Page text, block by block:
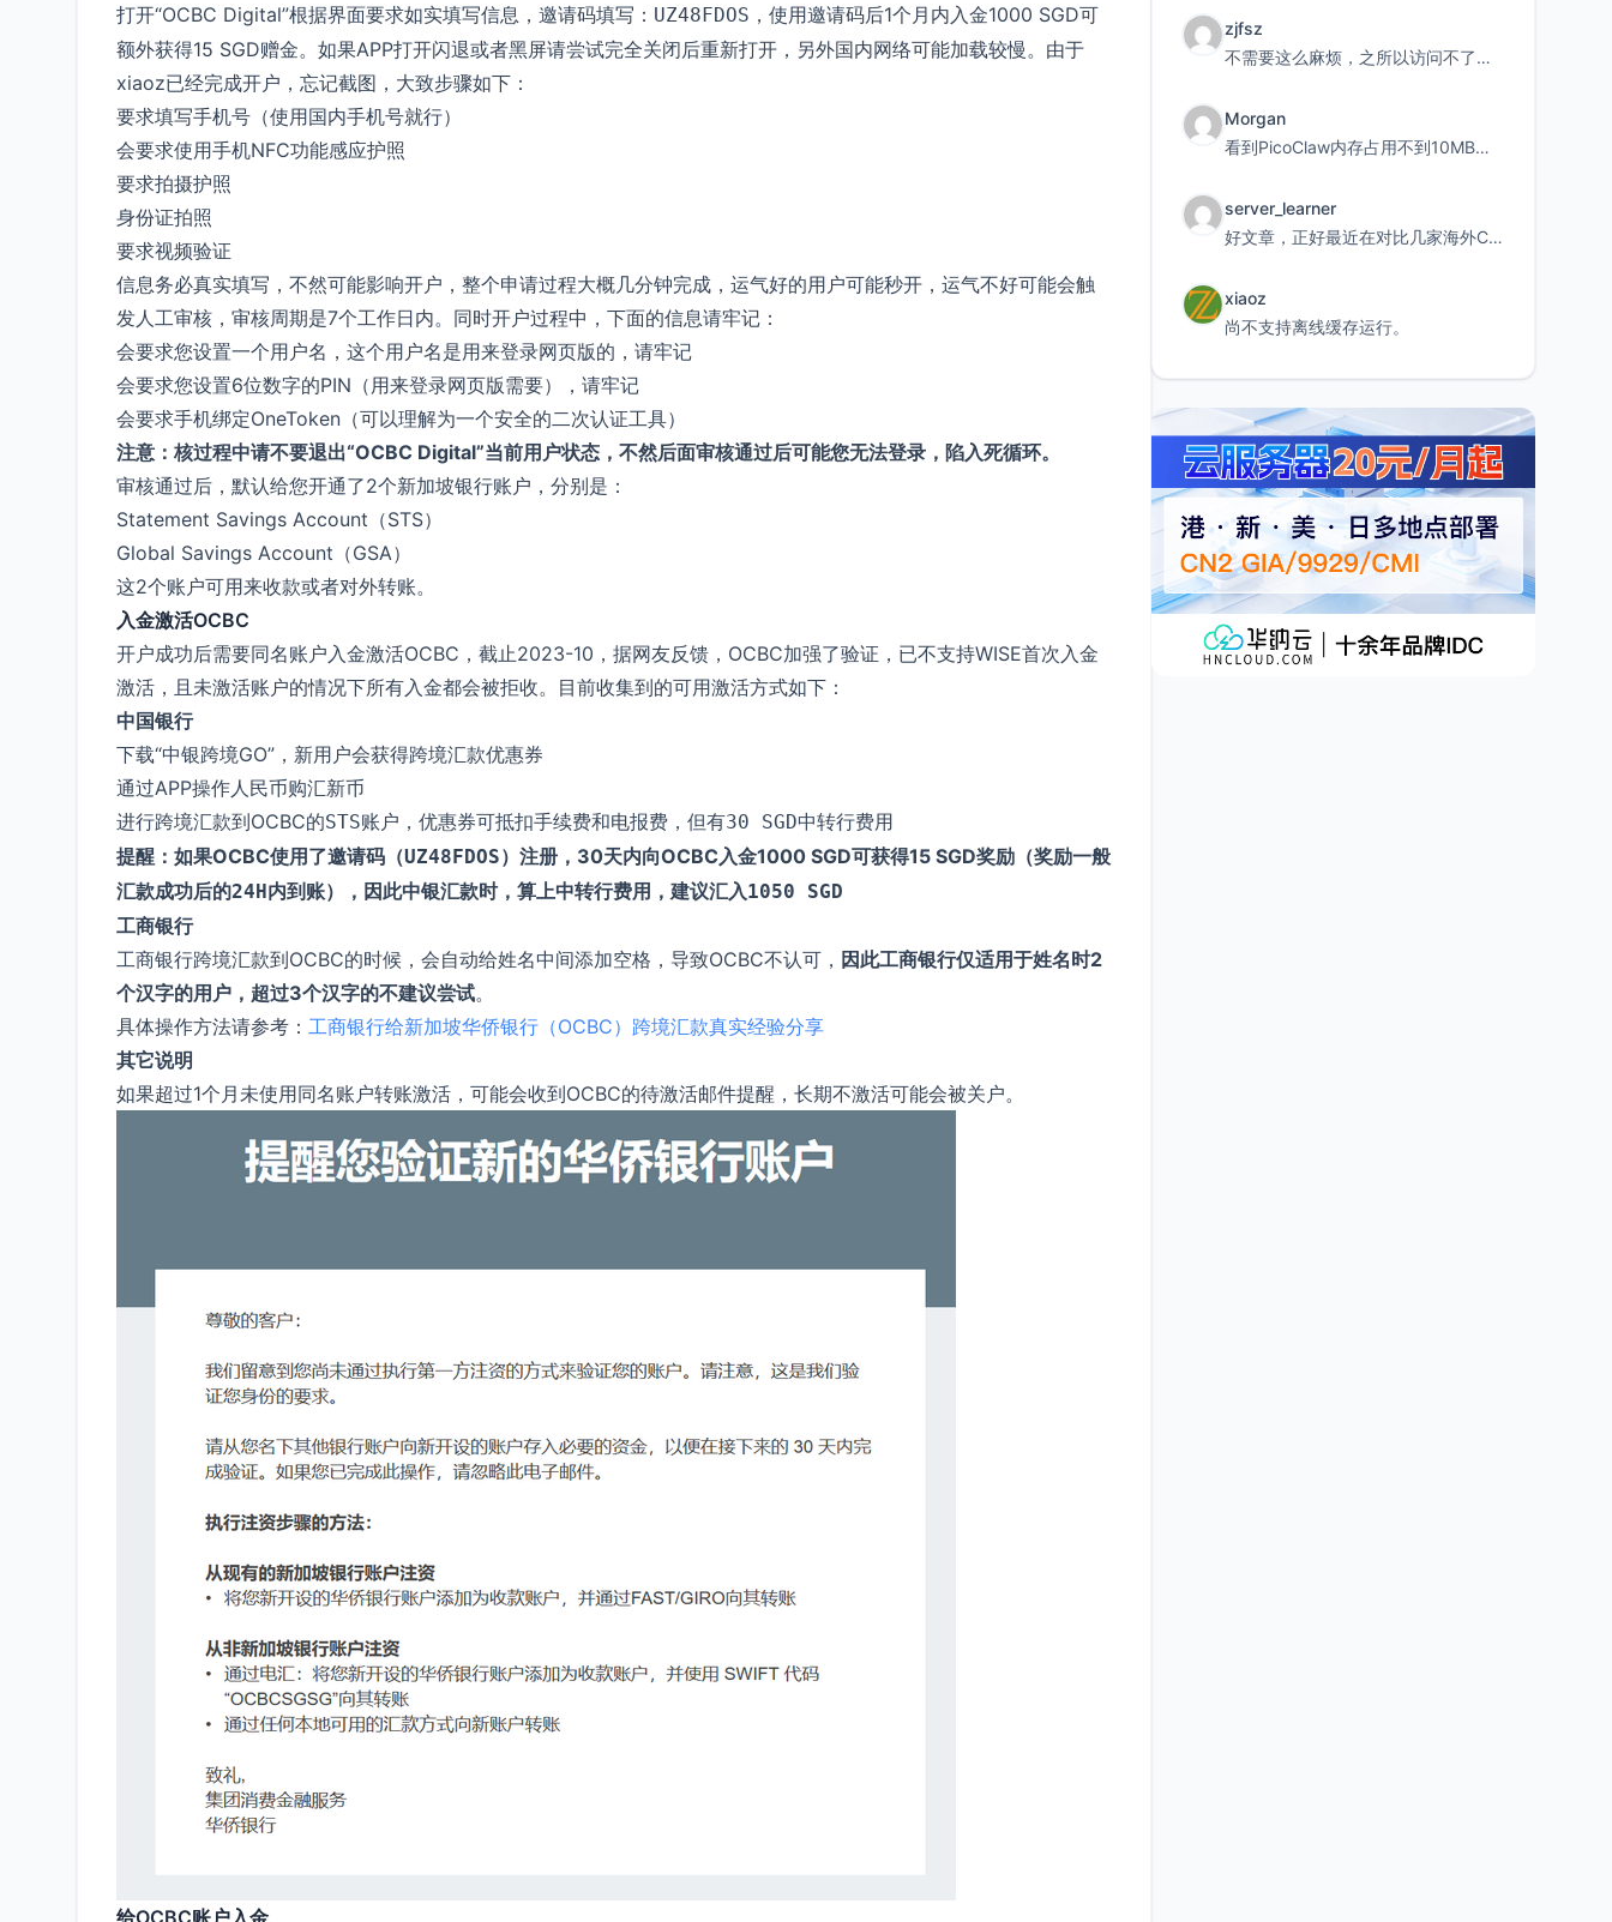
打开“OCBC Digital”根据界面要求如实填写信息，邀请码填写： UZ48FDOS ，使用邀请码后1个月内入金1000 SGD可
额外获得15 SGD赠金。如果APP打开闪退或者黑屏请尝试完全关闭后重新打开，另外国内网络可能加载较慢。由于
xiaoz已经完成开户，忘记截图，大致步骤如下：
要求填写手机号（使用国内手机号就行）
会要求使用手机NFC功能感应护照
要求拍摄护照
身份证拍照
要求视频验证
信息务必真实填写，不然可能影响开户，整个申请过程大概几分钟完成，运气好的用户可能秒开，运气不好可能会触
发人工审核，审核周期是7个工作日内。同时开户过程中，下面的信息请牢记：
会要求您设置一个用户名，这个用户名是用来登录网页版的，请牢记
会要求您设置6位数字的PIN（用来登录网页版需要），请牢记
会要求手机绑定OneToken（可以理解为一个安全的二次认证工具）
注意：核过程中请不要退出“OCBC Digital”当前用户状态，不然后面审核通过后可能您无法登录，陷入死循环。
审核通过后，默认给您开通了2个新加坡银行账户，分别是：
Statement Savings Account（STS）
Global Savings Account（GSA）
这2个账户可用来收款或者对外转账。
入金激活OCBC
开户成功后需要同名账户入金激活OCBC，截止2023-10，据网友反馈，OCBC加强了验证，已不支持WISE首次入金
激活，且未激活账户的情况下所有入金都会被拒收。目前收集到的可用激活方式如下：
中国银行
下载“中银跨境GO”，新用户会获得跨境汇款优惠券
通过APP操作人民币购汇新币
进行跨境汇款到OCBC的STS账户 ，优惠券可抵扣手续费和电报费，但有30 SGD中转行费用
提醒：如果OCBC使用了邀请码（UZ48FDOS）注册，30天内向OCBC入金1000 SGD可获得15 SGD奖励（奖励一般
汇款成功后的24H内到账），因此中银汇款时，算上中转行费用，建议汇入1050 SGD
工商银行
工商银行跨境汇款到OCBC的时候，会自动给姓名中间添加空格，导致OCBC不认可， 因此工商银行仅适用于姓名时2
个汉字的用户，超过3个汉字的不建议尝试。
具体操作方法请参考： 工商银行给新加坡华侨银行（OCBC）跨境汇款真实经验分享
其它说明
如果超过1个月未使用同名账户转账激活，可能会收到OCBC的待激活邮件提醒，长期不激活可能会被关户。
给OCBC账户入金
zjfsz
不需要这么麻烦，之所以访问不了，是由于非对称路由的问题，在爱快主路由添加一条静态路由192.168.
Morgan
看到PicoClaw内存占用不到10MB这个数据真的很惊喜，确实很适合我这种想用旧设备折腾AI的小白
server_learner
好文章，正好最近在对比几家海外CDN。文中提到CF免费版不支持自定义回源端口和HOST这个痛点太真实
xiaoz
尚不支持离线缓存运行。